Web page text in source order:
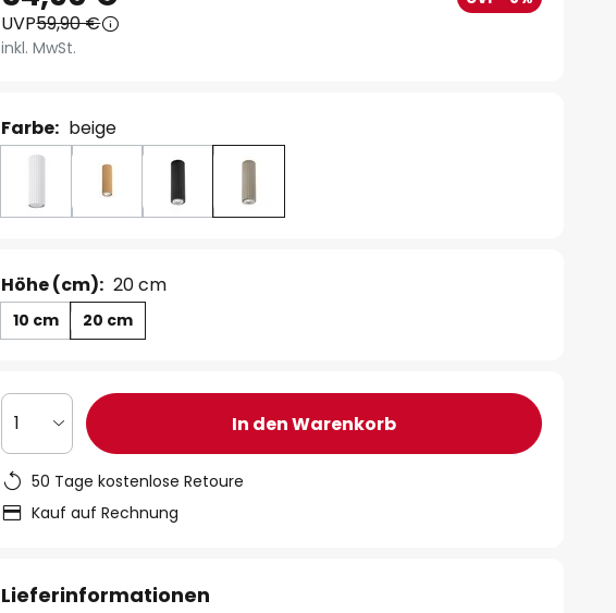
UVP59,90 €
inkl. MwSt.
Farbe: beige
Höhe (cm): 20 cm
10 cm 20 cm
1 In den Warenkorb
50 Tage kostenlose Retoure
Kauf auf Rechnung
Lieferinformationen